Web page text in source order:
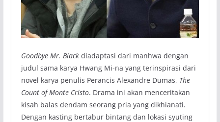
Goodbye Mr. Blackdiadaptasi dari manhwa dengan
judul sama karya Hwang Mi-na yang terinspirasi dari
novel karya penulis Perancis Alexandre Dumas, The
Count of Monte Cristo. Drama ini akan menceritakan
kisah balas dendam seorang pria yang dikhianati.
Dengan kasting bertabur bintang dan lokasi syuting